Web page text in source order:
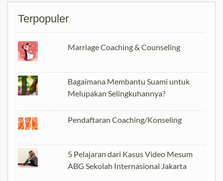
Terpopuler
Marriage Coaching & Counseling
Bagaimana Membantu Suami untuk
Melupakan Selingkuhannya?
Pendaftaran Coaching/Konseling
5 Pelajaran dari Kasus Video Mesum
ABG Sekolah Internasional Jakarta